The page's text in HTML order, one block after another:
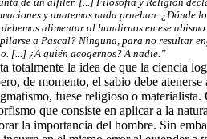
y anatemas nada prueban. ¿Dónde
alimentar al hundirnos en ese
a Pascal? Ninguna, para no resultar
[...] ¿A quién acogernos? A nadie.”
totalmente la idea de que la ciencia
de momento, el sabio debe atenerse
fuese religioso o materialista.
que consiste en aplicar a la
la importancia del hombre. Sin